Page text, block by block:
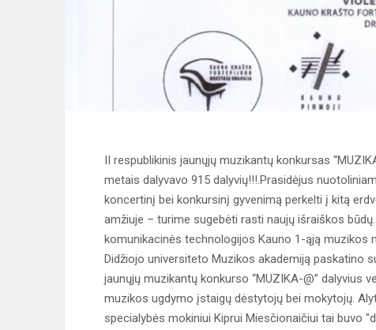
II respublikinis jaunųjų muzikantų konkursas
metais dalyvavo 915 dalyvių!!!.Prasidėjus
koncertinį bei konkursinį gyvenimą perkelti į kitą
amžiuje – turime sugebėti rasti naujų išraiškos
komunikacinės technologijos Kauno 1-ąją
Didžiojo universiteto Muzikos akademiją paskatino
jaunųjų muzikantų konkurso “MUZIKA-@”
muzikos ugdymo įstaigų dėstytojų bei mokytojų.
specialybės mokiniui Kiprui Miesčionaičiui tai buvo